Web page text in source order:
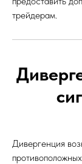
трейдерам.
Дивергенция